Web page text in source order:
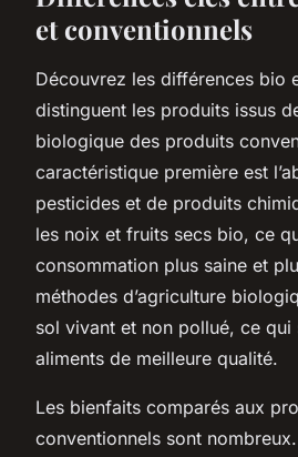
et conventionnels
Découvrez les différences bio
distinguent les produits issus
biologique des produits
caractéristique première est
pesticides et de produits
les noix et fruits secs bio, ce
consommation plus saine et
méthodes d’agriculture
sol vivant et non pollué, ce
aliments de meilleure qualité.
Les bienfaits comparés aux
conventionnels sont